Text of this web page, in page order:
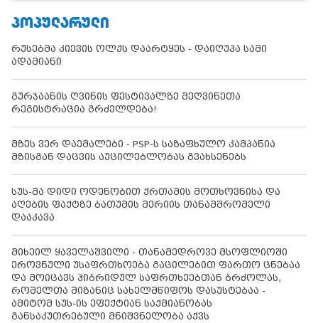
ᲞᲝᲞᲣᲚᲐᲠᲣᲚᲘ
რუსებმა კიევის ოლქს დაარტყეს - დაიღუპა სამი
ადამიანი
გურჯაანის ღვინის ფესტივალზე მეღვინეთა
რეგისტრაცია გრძელდება!
მზეს ვერ დაემალები - PSP-ს საზაფხულო კამპანია
მზისგან დაცვის აუცილებლობას გვახსენებს
სუს-მა დიდი ოდენობით ქრთამის მოთხოვნისა და
აღების ფაქტზე ბათუმის მერიის თანამშრომელი
დააკავა
მიხეილ ყაველაშვილი - თანამედროვე მსოფლიოში
ეროვნული უსაფრთხოება გაცილებით ფართო ცნებაა
და მოიცავს ჰიბრიდულ საფრთხეებთან ბრძოლას,
რომელთა მიზანიც სახელმწიფოს დასუსტებაა -
ამიტომ სუს-ის ეფექტიან საქმიანობას
განსაკუთრებული მნიშვნელობა აქვს